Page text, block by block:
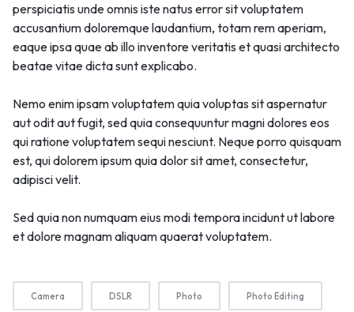
perspiciatis unde omnis iste natus error sit voluptatem
accusantium doloremque laudantium, totam rem aperiam,
eaque ipsa quae ab illo inventore veritatis et quasi architecto
beatae vitae dicta sunt explicabo.
Nemo enim ipsam voluptatem quia voluptas sit aspernatur
aut odit aut fugit, sed quia consequuntur magni dolores eos
qui ratione voluptatem sequi nesciunt. Neque porro quisquam
est, qui dolorem ipsum quia dolor sit amet, consectetur,
adipisci velit.
Sed quia non numquam eius modi tempora incidunt ut labore
et dolore magnam aliquam quaerat voluptatem.
Camera DSLR Photo Photo Editing